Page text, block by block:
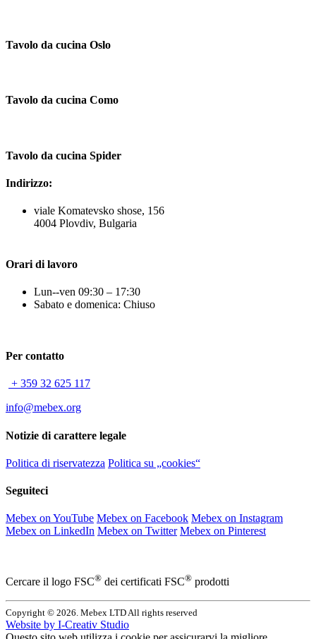
Tavolo da cucina Oslo
Tavolo da cucina Como
Tavolo da cucina Spider
Indirizzo:
viale Komatevsko shose, 156
4004 Plovdiv, Bulgaria
Orari di lavoro
Lun--ven 09:30 – 17:30
Sabato e domenica: Chiuso
Per contatto
+ 359 32 625 117
info@mebex.org
Notizie di carattere legale
Politica di riservatezza Politica su „cookies“
Seguiteci
Mebex on YouTube Mebex on Facebook Mebex on Instagram
Mebex on LinkedIn Mebex on Twitter Mebex on Pinterest
Cercare il logo FSC® dei certificati FSC® prodotti
Copyright © 2026. Mebex LTD All rights reserved
Website by I-Creativ Studio